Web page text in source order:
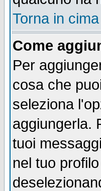
Torna in cima
Come
Per
cosa che
seleziona
aggiungerla.
tuoi
nel tuo